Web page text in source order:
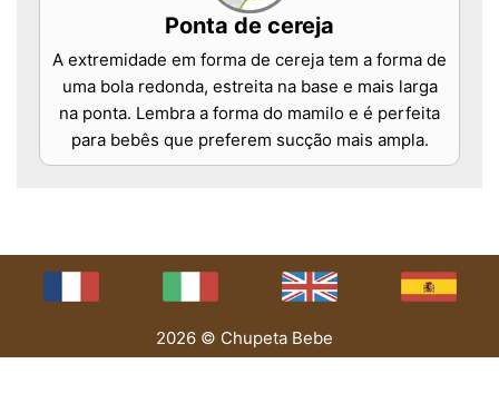
Ponta de cereja
A extremidade em forma de cereja tem a forma de
uma bola redonda, estreita na base e mais larga
na ponta. Lembra a forma do mamilo e é perfeita
para bebês que preferem sucção mais ampla.
2026 © Chupeta Bebe